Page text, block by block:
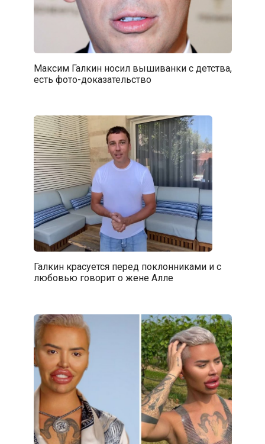
Максим Галкин носил вышиванки с детства,
есть фото-доказательство
Галкин красуется перед поклонниками и с
любовью говорит о жене Алле